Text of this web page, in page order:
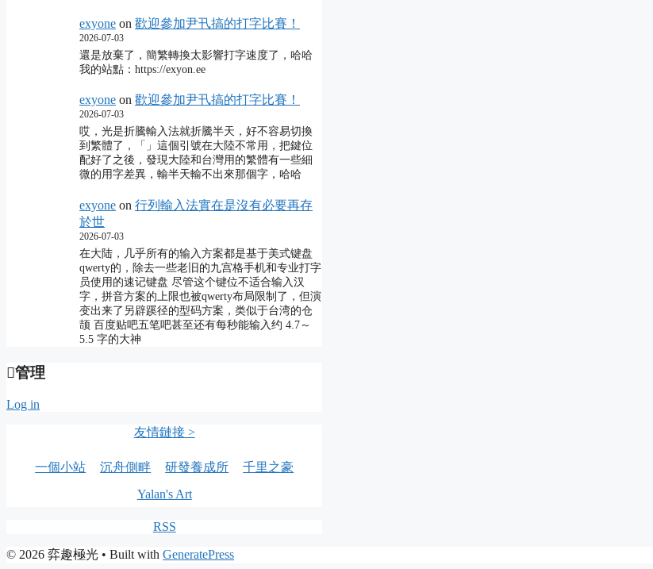
exyone on 歡迎參加尹卂搞的打字比賽！
2026-07-03
還是放棄了，簡繁轉換太影響打字速度了，哈哈
我的站點：https://exyon.ee
exyone on 歡迎參加尹卂搞的打字比賽！
2026-07-03
哎，光是折騰輸入法就折騰半天，好不容易切換
到繁體了，「」這個引號在大陸不常用，把鍵位
配好了之後，發現大陸和台灣用的繁體有一些細
微的用字差異，輸半天輸不出來那個字，哈哈
exyone on 行列輸入法實在是沒有必要再存
於世
2026-07-03
在大陆，几乎所有的输入方案都是基于美式键盘
qwerty的，除去一些老旧的九宫格手机和专业打字
员使用的速记键盘 尽管这个键位不适合输入汉
字，拼音方案的上限也被qwerty布局限制了，但演
变出来了另辟蹊径的型码方案，类似于台湾的仓
颉 百度贴吧五笔吧甚至还有每秒能输入约 4.7～
5.5 字的大神
管理
Log in
友情鏈接 >
一個小站 沉舟側畔 研發養成所
千里之豪
Yalan's Art
RSS
© 2026 弈趣極光 • Built with GeneratePress